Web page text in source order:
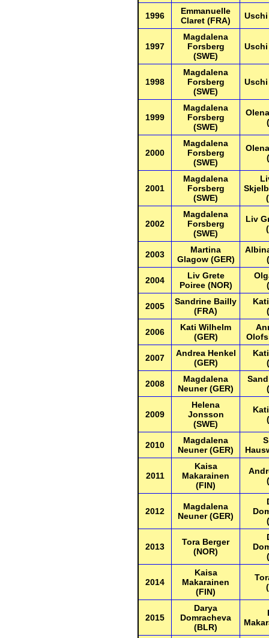
1996
Emmanuelle
Claret (FRA)
Uschi
1997
Magdalena
Forsberg
(SWE)
Uschi
1998
Magdalena
Forsberg
(SWE)
Uschi
1999
Magdalena
Forsberg
(SWE)
2000
Magdalena
Forsberg
(SWE)
2001
Magdalena
Forsberg
(SWE)
2002
Magdalena
Forsberg
(SWE)
Liv
2003
Martina
Glagow (GER)
2004
Liv Grete
Poiree (NOR)
2005
Sandrine Bailly
(FRA)
2006
Kati Wilhelm
(GER)
2007
Andrea Henkel
(GER)
2008
Magdalena
Neuner (GER)
2009
Helena
Jonsson
(SWE)
2010
Magdalena
Neuner (GER)
2011
Kaisa
Makarainen
(FIN)
2012
Magdalena
Neuner (GER)
2013
Tora Berger
(NOR)
2014
Kaisa
Makarainen
(FIN)
2015
Darya
Domracheva
(BLR)